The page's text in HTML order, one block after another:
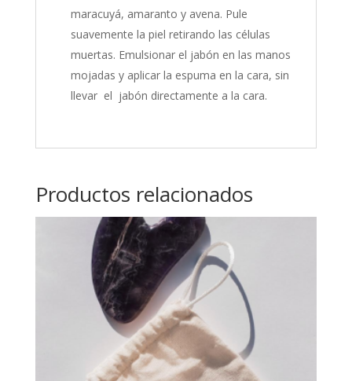
maracuyá, amaranto y avena. Pule
suavemente la piel retirando las células
muertas. Emulsionar el jabón en las manos
mojadas y aplicar la espuma en la cara, sin
llevar el jabón directamente a la cara.
Productos relacionados